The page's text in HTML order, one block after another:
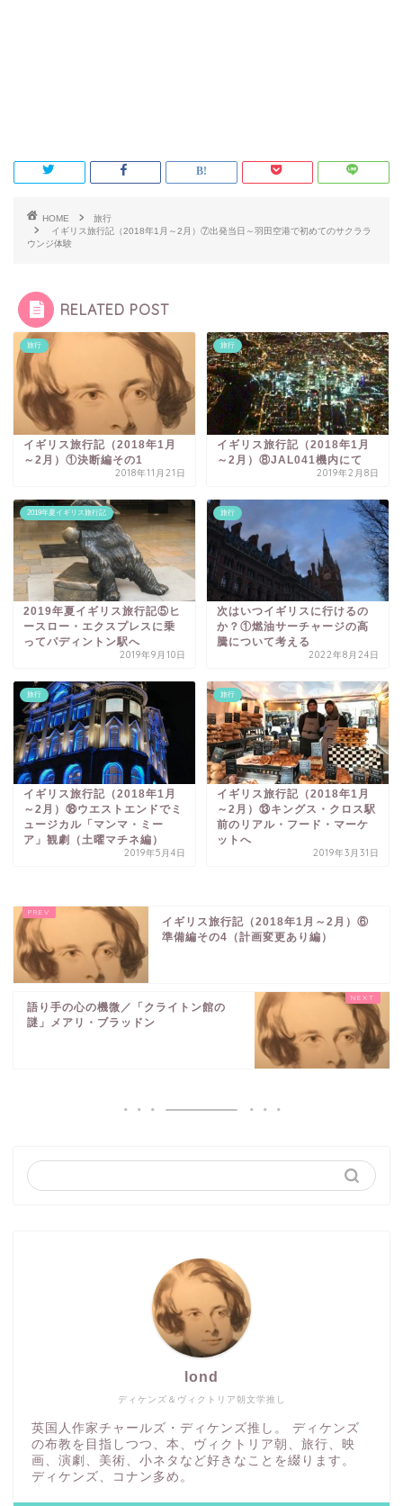
HOME
旅行
イギリス旅行記（2018年1月～2月）⑦出発当日～羽田空港で初めてのサクララ
ウンジ体験
RELATED POST
旅行
イギリス旅行記（2018年1月
～2月）①決断編その1
2018年11月21日
旅行
イギリス旅行記（2018年1月
～2月）⑧JAL041機内にて
2019年2月8日
2019年夏イギリス旅行記
2019年夏イギリス旅行記⑤ヒ
ースロー・エクスプレスに乗
ってパディントン駅へ
2019年9月10日
旅行
次はいつイギリスに行けるの
か？①燃油サーチャージの高
騰について考える
2022年8月24日
旅行
イギリス旅行記（2018年1月
～2月）⑱ウエストエンドでミ
ュージカル「マンマ・ミー
ア」観劇（土曜マチネ編）
2019年5月4日
旅行
イギリス旅行記（2018年1月
～2月）⑬キングス・クロス駅
前のリアル・フード・マーケ
ットへ
2019年3月31日
イギリス旅行記（2018年1月～2月）⑥
準備編その4（計画変更あり編）
語り手の心の機微／「クライトン館の
謎」メアリ・ブラッドン
ディケンズ＆ヴィクトリア朝文学推し
lond
英国人作家チャールズ・ディケンズ推し。 ディケンズ
の布教を目指しつつ、本、ヴィクトリア朝、旅行、映
画、演劇、美術、小ネタなど好きなことを綴ります。
ディケンズ、コナン多め。